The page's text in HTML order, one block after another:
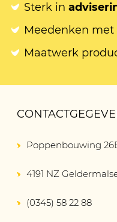
Sterk in
Meedenken
Maatwerk
Poppenbouwing
4191 NZ
(0345) 58 22 88